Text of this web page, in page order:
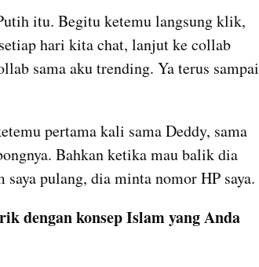
itu. Begitu ketemu langsung klik,
hari kita chat, lanjut ke collab
sama aku trending. Ya terus sampai
pertama kali sama Deddy, sama
Bahkan ketika mau balik dia
pulang, dia minta nomor HP saya.
dengan konsep Islam yang Anda